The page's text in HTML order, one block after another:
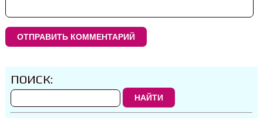
ПОИСК:
НАЙТИ